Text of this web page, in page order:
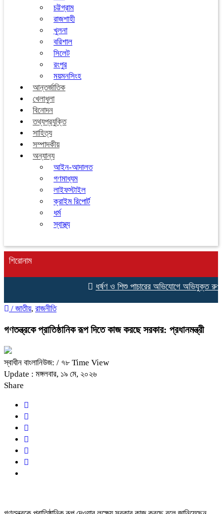
চট্টগ্রাম
রাজশাহী
খুলনা
বরিশাল
সিলেট
রংপুর
ময়মনসিংহ
আন্তর্জাতিক
খেলাধুলা
বিনোদন
তথ্যপ্রযুক্তি
সাহিত্য
সম্পাদকীয়
অন্যান্য
আইন-আদালত
গণমাধ্যম
লাইফস্টাইল
ক্রাইম রিপোর্ট
ধর্ম
স্বাস্থ্য
শিরোনাম
ধর্ষণ ও শিশু পাচারের অভিযোগে অভিযুক্ত
/ জাতীয়, রাজনীতি
গণতন্ত্রকে প্রাতিষ্ঠানিক রূপ দিতে কাজ করছে সরকার: প্রধানমন্ত্রী
স্বাধীন বাংলানিউজ: / ৭৮ Time View
Update : মঙ্গলবার, ১৯ মে, ২০২৬
Share